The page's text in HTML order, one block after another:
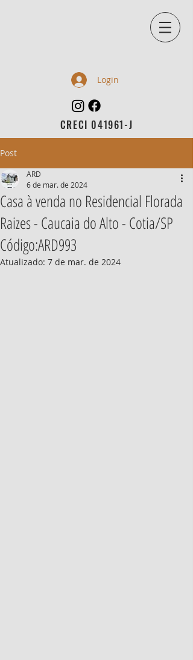
Login
CRECI 041961-J
Post
Casa à venda no Residencial Florada
Raizes - Caucaia do Alto - Cotia/SP
Código:ARD993
ARD
6 de mar. de 2024
Atualizado: 7 de mar. de 2024